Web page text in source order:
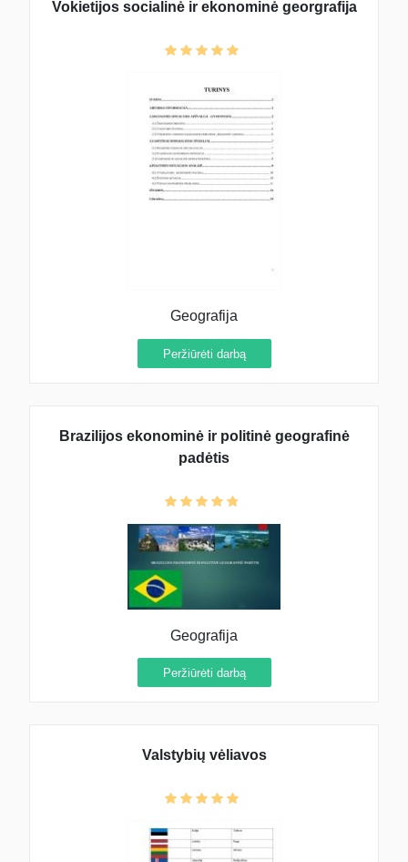
Vokietijos socialinė ir ekonominė georgrafija
Geografija
Peržiūrėti darbą
Brazilijos ekonominė ir politinė geografinė
padėtis
Geografija
Peržiūrėti darbą
Valstybių vėliavos